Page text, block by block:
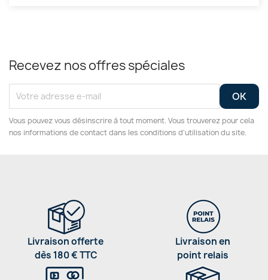
Recevez nos offres spéciales
Vous pouvez vous désinscrire à tout moment. Vous trouverez pour cela
nos informations de contact dans les conditions d'utilisation du site.
Livraison offerte
dès 180 € TTC
Livraison en
point relais